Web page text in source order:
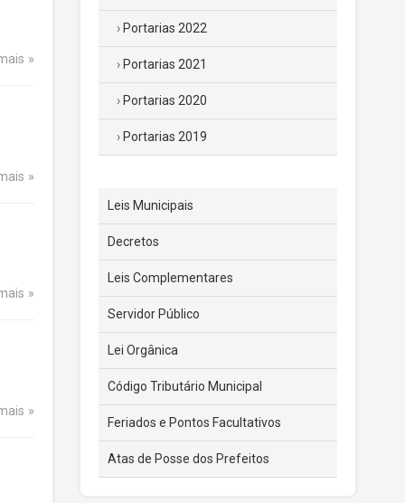
Portarias 2022
Portarias 2021
Portarias 2020
Portarias 2019
Leis Municipais
Decretos
Leis Complementares
Servidor Público
Lei Orgânica
Código Tributário Municipal
Feriados e Pontos Facultativos
Atas de Posse dos Prefeitos